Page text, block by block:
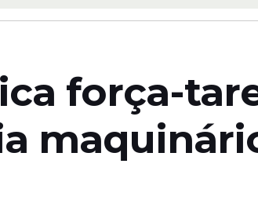
força-